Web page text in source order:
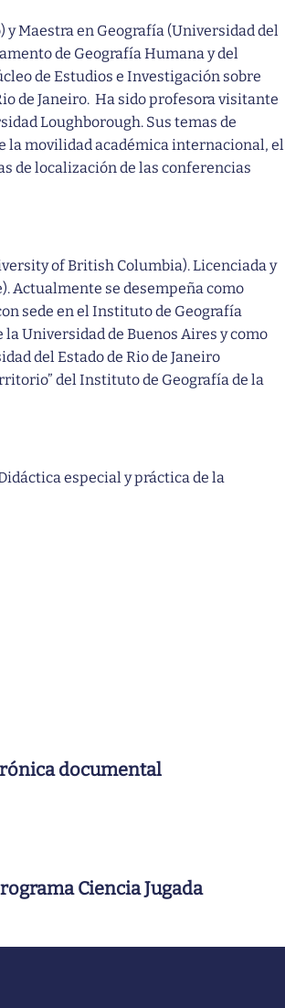
y Maestra en Geografía (Universidad del
de Geografía Humana y del
de Estudios e Investigación sobre
de Janeiro. Ha sido profesora visitante
Loughborough. Sus temas de
movilidad académica internacional, el
de localización de las conferencias
of British Columbia). Licenciada y
Actualmente se desempeña como
sede en el Instituto de Geografía
la Universidad de Buenos Aires y como
del Estado de Rio de Janeiro
del Instituto de Geografía de la
especial y práctica de la
documental
Ciencia Jugada